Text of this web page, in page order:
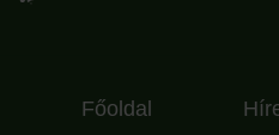
Főoldal